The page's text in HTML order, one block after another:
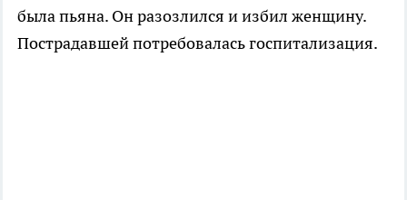
была пьяна. Он разозлился и избил женщину.
Пострадавшей потребовалась госпитализация.